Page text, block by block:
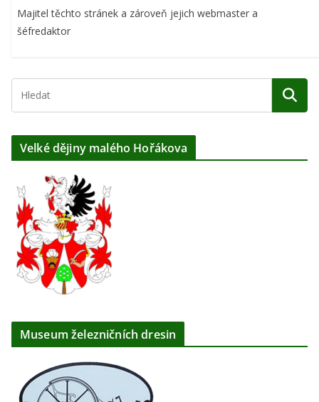
Majitel těchto stránek a zároveň jejich webmaster a
šéfredaktor
Velké dějiny malého Hořákova
Museum železničních dresin